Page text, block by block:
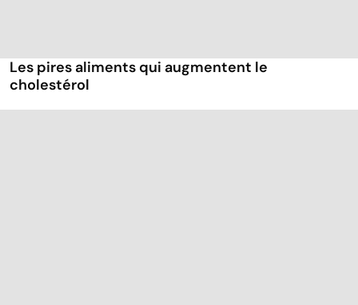
Les pires aliments qui augmentent le
cholestérol